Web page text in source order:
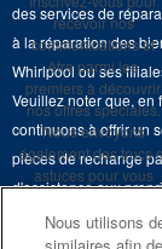
Accessibilité
Services d'abonnement
Résidents du Québec
Whirlpool au Canada
des services de
à la réparation des
Whirlpool ou ses
Veuillez noter que, en
continuons à offrir un
pièces de rechange
d'assistance aux
limitée du fabricant.
recevoir nos
communications et
être parmi les
premiers à découvrir
nos offres spéciales.
Nous envoyons
également des trucs
astuces pour vous
parti de vos
électroménagers.
Nous utilisons